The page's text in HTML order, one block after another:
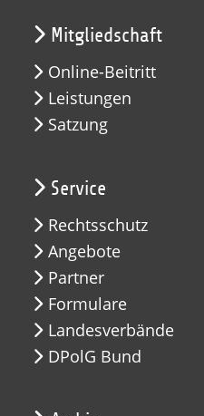
Mitgliedschaft
Online-Beitritt
Leistungen
Satzung
Service
Rechtsschutz
Angebote
Partner
Formulare
Landesverbände
DPolG Bund